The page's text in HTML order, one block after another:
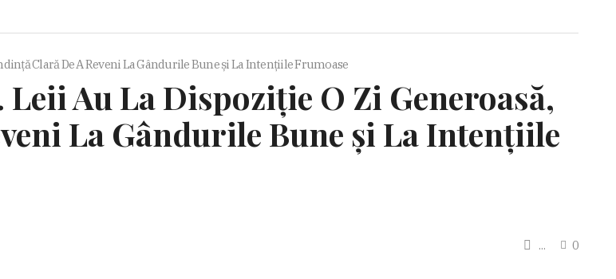
Clară De A Reveni La Gândurile Bune și La Intențiile Frumoase
Au La Dispoziție O Zi Generoasă,
La Gândurile Bune și La Intențiile
...
0